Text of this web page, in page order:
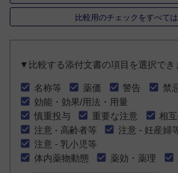
比較用のチェックをすべて
▼比較する添付文書の項目を選択でき
名称等 薬価 警告 禁
効能・効果/用法・用量
慎重投与
重要な注意 相
注意 - 高齢者等
注意 - 妊産婦
注意 - 乳小児等
体内薬物動態
薬効・薬理